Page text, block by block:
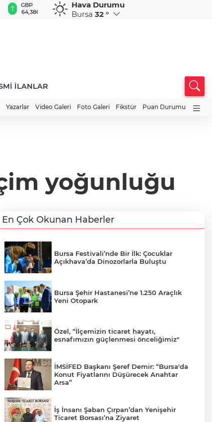
GBP
64,3869
CHF
58,9421
CAD
34,1697
Hava Durumu
Bursa 32 °
İLANLAR
Yazarlar Video Galeri Foto Galeri Fikstür Puan Durumu
yoğunluğu
En Çok Okunan Haberler
Bursa Festivali’nde Bir İlk: Çocuklar
Açıkhava’da Dinozorlarla Buluştu
Bursa Şehir Hastanesi’ne 1.250 Araçlık
Yeni Otopark
Özel, “İlçemizin ticaret hayatı,
esnafımızın güçlenmesi önceliğimiz"
İMSİFED Başkanı Şeref Demir: “Bursa'da
Konut Fiyatlarını Düşürecek Anahtar
Arsa”
İş İnsanı Şaban Çırpan’dan Yenişehir
Ticaret Borsası’na Ziyaret